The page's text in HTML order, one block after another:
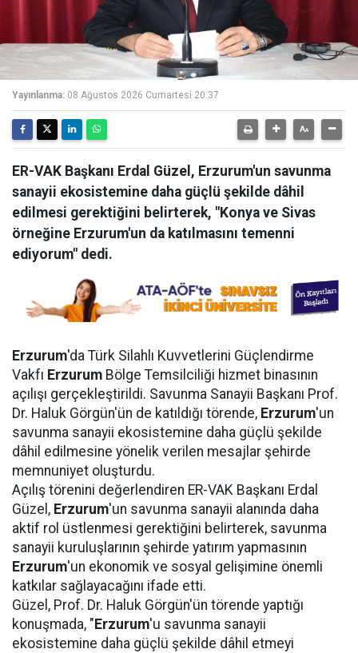
Yayınlanma: 08 Ağustos 2026 Cumartesi 20:37
ER-VAK Başkanı Erdal Güzel, Erzurum'un savunma
sanayii ekosistemine daha güçlü şekilde dâhil
edilmesi gerektiğini belirterek, "Konya ve Sivas
örneğine Erzurum'un da katılmasını temenni
ediyorum" dedi.
Erzurum'da Türk Silahlı Kuvvetlerini Güçlendirme
Vakfı Erzurum Bölge Temsilciliği hizmet binasının
açılışı gerçekleştirildi. Savunma Sanayii Başkanı Prof.
Dr. Haluk Görgün'ün de katıldığı törende, Erzurum'un
savunma sanayii ekosistemine daha güçlü şekilde
dâhil edilmesine yönelik verilen mesajlar şehirde
memnuniyet oluşturdu.
Açılış törenini değerlendiren ER-VAK Başkanı Erdal
Güzel, Erzurum'un savunma sanayii alanında daha
aktif rol üstlenmesi gerektiğini belirterek, savunma
sanayii kuruluşlarının şehirde yatırım yapmasının
Erzurum'un ekonomik ve sosyal gelişimine önemli
katkılar sağlayacağını ifade etti.
Güzel, Prof. Dr. Haluk Görgün'ün törende yaptığı
konuşmada, "Erzurum'u savunma sanayii
ekosistemine daha güçlü şekilde dâhil etmeyi